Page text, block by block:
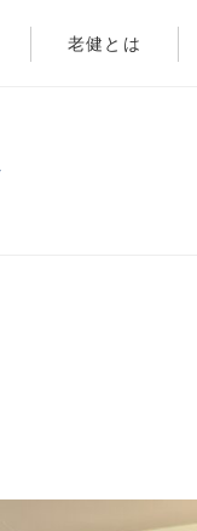
老健とは